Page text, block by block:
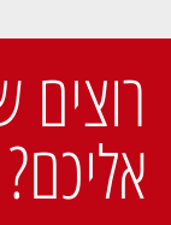
רוצים
אליכם?